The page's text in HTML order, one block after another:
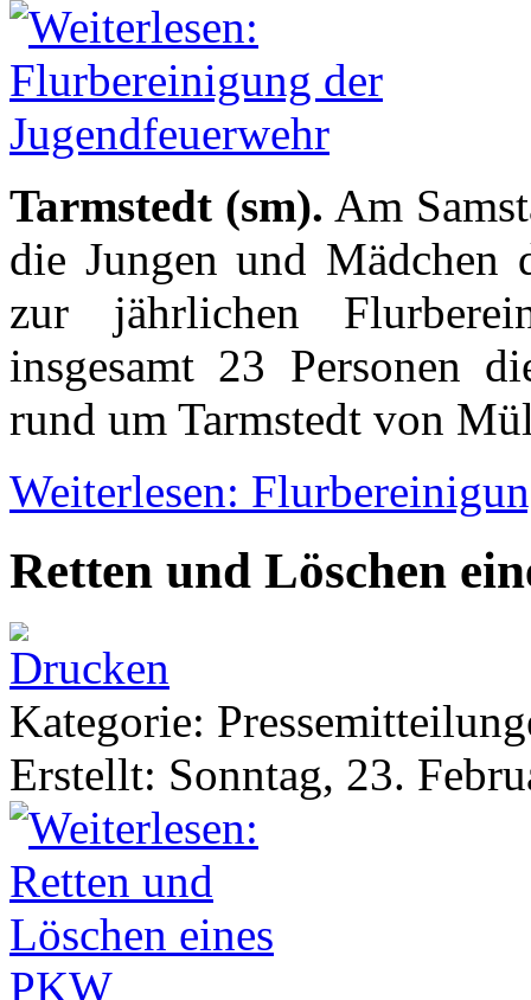
Tarmstedt (sm). Am
die Jungen und Mädchen
zur jährlichen
insgesamt 23 Personen
rund um Tarmstedt von
Weiterlesen:
Retten und Löschen
Kategorie:
Erstellt: Sonntag, 23.